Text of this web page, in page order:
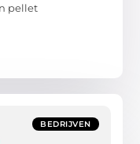
pellet
BEDRIJVEN